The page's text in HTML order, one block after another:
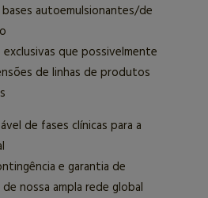
autoemulsionantes/de
exclusivas que possivelmente
de linhas de produtos
de fases clínicas para a
e garantia de
nossa ampla rede global